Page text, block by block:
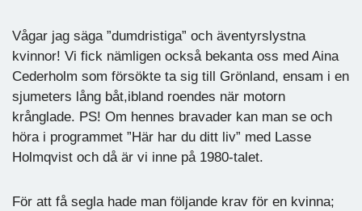
Vågar jag säga ”dumdristiga” och äventyrslystna
kvinnor! Vi fick nämligen också bekanta oss med Aina
Cederholm som försökte ta sig till Grönland, ensam i en
sjumeters lång båt,ibland roendes när motorn
krånglade. PS! Om hennes bravader kan man se och
höra i programmet ”Här har du ditt liv” med Lasse
Holmqvist och då är vi inne på 1980-talet.
För att få segla hade man följande krav för en kvinna;